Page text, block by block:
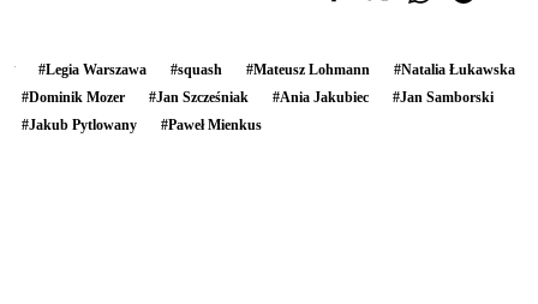
#Legia Warszawa #squash #Mateusz Lohmann #Natalia Łukawska
#Dominik Mozer #Jan Szcześniak #Ania Jakubiec #Jan Samborski
#Jakub Pytlowany #Paweł Mienkus